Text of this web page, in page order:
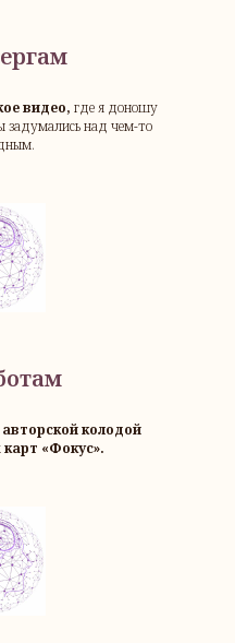
видео, где я доношу
задумались над чем-то
колодой
«Фокус».